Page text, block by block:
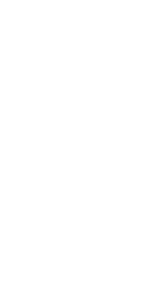
thành ba nhóm điện
dành cho công việc nhẹ
đến 21V phục vụ công
vừa; nhóm từ 36V trở
(như Makita XGT)
nghiệp hạng nặng.
cho nhu cầu phổ biến
M21, đây là
pin dự phòng từ nhiều
bị ràng buộc vào một